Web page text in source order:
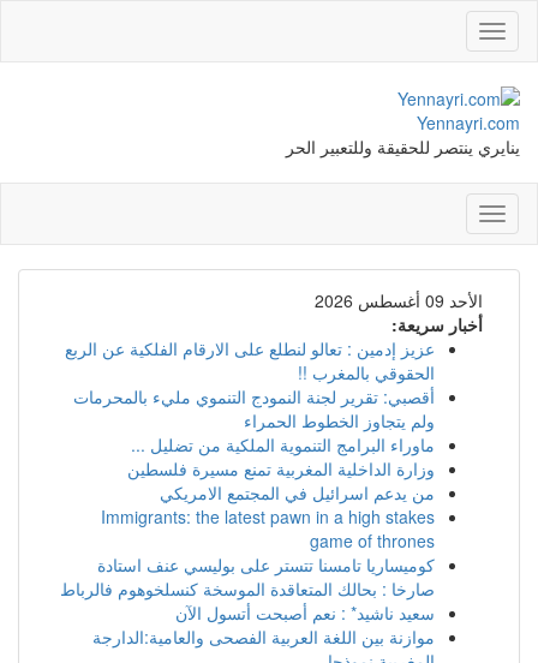
Toggle
navigation
Yennayri.com
ينايري ينتصر للحقيقة وللتعبير الحر
Toggle
navigation
الأحد 09 أغسطس 2026
أخبار سريعة:
عزيز إدمين : تعالو لنطلع على الارقام الفلكية عن الربع
الحقوقي بالمغرب !!
أقصبي: تقرير لجنة النمودج التنموي مليء بالمحرمات
ولم يتجاوز الخطوط الحمراء
ماوراء البرامج التنموية الملكية من تضليل ...
وزارة الداخلية المغربية تمنع مسيرة فلسطين
من يدعم اسرائيل في المجتمع الامريكي
Immigrants: the latest pawn in a high stakes
game of thrones
كوميساريا تامسنا تتستر على بوليسي عنف استادة
صارخا : بحالك المتعاقدة الموسخة كنسلخوهوم فالرباط
سعيد ناشيد* : نعم أصبحت أتسول الآن
موازنة بين اللغة العربية الفصحى والعامية:الدارجة